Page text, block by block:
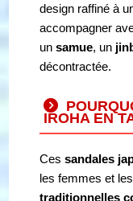
design raffiné à
accompagner
unsamue, un
décontractée.
IROHA EN
Cessandales
les femmes et
traditionnelles